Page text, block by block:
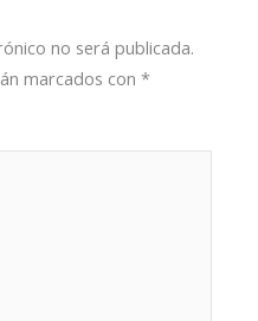
no será publicada.
marcados con*